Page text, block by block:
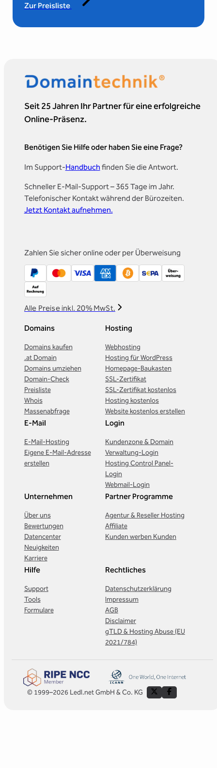
Zur Preisliste
Seit 25 Jahren Ihr Partner für eine erfolgreiche
Online-Präsenz.
Benötigen Sie Hilfe oder haben Sie eine Frage?
Im Support-Handbuch finden Sie die Antwort.
Schneller E-Mail-Support – 365 Tage im Jahr.
Telefonischer Kontakt während der Bürozeiten.
Jetzt Kontakt aufnehmen.
Zahlen Sie sicher online oder per Überweisung
Alle Preise inkl. 20% MwSt.
Domains
Domains kaufen
.at Domain
Domains umziehen
Domain-Check
Preisliste
Whois
Massenabfrage
Hosting
Webhosting
Hosting für WordPress
Homepage-Baukasten
SSL-Zertifikat
SSL-Zertifikat kostenlos
Hosting kostenlos
Website kostenlos erstellen
E-Mail
E-Mail-Hosting
Eigene E-Mail-Adresse
erstellen
Login
Kundenzone & Domain
Verwaltung-Login
Hosting Control Panel-
Login
Webmail-Login
Unternehmen
Über uns
Bewertungen
Datencenter
Neuigkeiten
Karriere
Partner Programme
Agentur & Reseller Hosting
Affiliate
Kunden werben Kunden
Hilfe
Support
Tools
Formulare
Rechtliches
Datenschutzerklärung
Impressum
AGB
Disclaimer
gTLD & Hosting Abuse (EU
2021/784)
© 1999–2026 Ledl.net GmbH & Co. KG